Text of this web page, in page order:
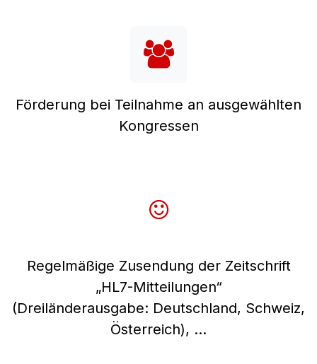
Förderung bei Teilnahme an ausgewählten
Kongressen
Regelmäßige Zusendung der Zeitschrift
„HL7-Mitteilungen“
(Dreiländerausgabe: Deutschland, Schweiz,
Österreich), …